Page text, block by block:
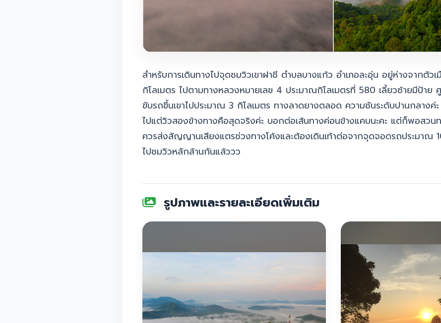
สำหรับการเดินทางไปจุดชมวิวเขาฝาชี ตำบลบางแก้ว อำเภอละอุ่น อยู่ห่างจากตัว
กิโลเมตร ไปตามทางหลวงหมายเลข 4 ประมาณกิโลเมตรที่ 580 เลี้ยวซ้ายมีป้าย
ขับรถขึ้นเขาไปประมาณ 3 กิโลเมตร ทางลาดยางตลอด ความชันระดับปานกลางค่
ไปแต่วิวสองข้างทางคือสุดจริงค่ะ บอกต่อเส้นทางค่อนข้างแคบนะคะ แต่ก็พอสว
ควรส่งสัญญานเสียงแตรช่วงทางโค้งและต้องเดินเท้าต่อจากจุดจอดรถประมาณ
ไปชมวิวหลักล้านกันแล้ววว
รูปภาพและรายละเอียดเพิ่มเติม